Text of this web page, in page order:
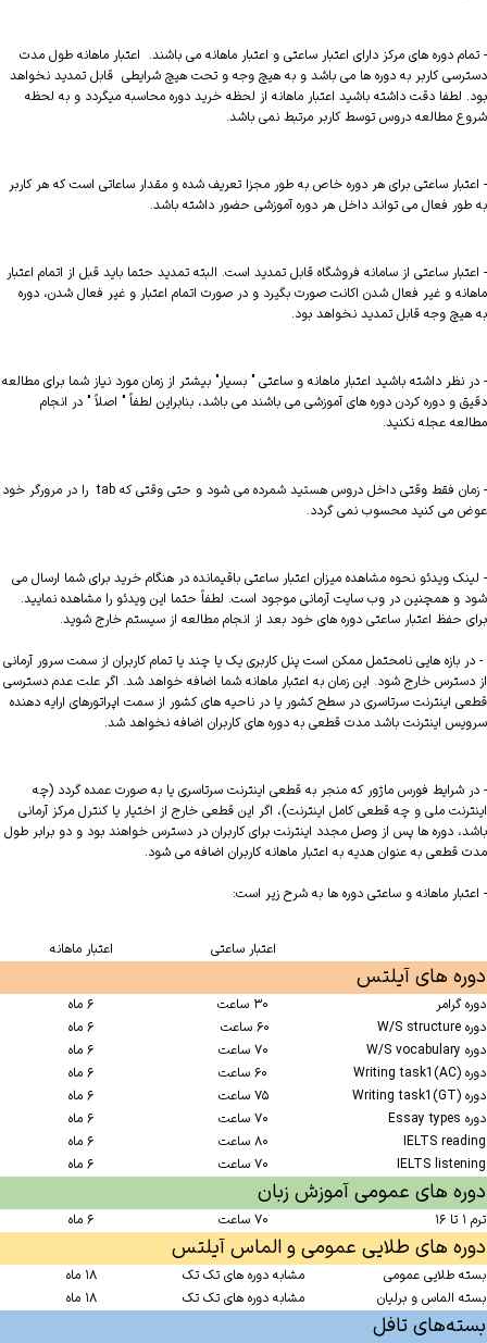
- تمام دوره های مرکز دارای اعتبار ساعتی و اعتبار ماهانه می باشند. اعتبار ماهانه طول مدت
دسترسی کاربر به دوره ها می باشد و به هیچ وجه و تحت هیچ شرایطی قابل تمدید نخواهد
بود. لطفا دقت داشته باشید اعتبار ماهانه از لحظه خرید دوره محاسبه میگردد و به لحظه
شروع مطالعه دروس توسط کاربر مرتبط نمی باشد.
- اعتبار ساعتی برای هر دوره خاص به طور مجزا تعریف شده و مقدار ساعاتی است که هر کاربر
به طور فعال می تواند داخل هر دوره آموزشی حضور داشته باشد.
- اعتبار ساعتی از سامانه فروشگاه قابل تمدید است. البته تمدید حتما باید قبل از اتمام اعتبار
ماهانه و غیر فعال شدن اکانت صورت بگیرد و در صورت اتمام اعتبار و غیر فعال شدن، دوره
به هیچ وجه قابل تمدید نخواهد بود.
- در نظر داشته باشید اعتبار ماهانه و ساعتی " بسیار" بیشتر از زمان مورد نیاز شما برای مطالعه
دقیق و دوره کردن دوره های آموزشی می باشند می باشد، بنابراین لطفاً " اصلاً " در انجام
مطالعه عجله نکنید.
- زمان فقط وقتی داخل دروس هستید شمرده می شود و حتی وقتی که tab را در مرورگر خود
عوض می کنید محسوب نمی گردد.
- لینک ویدئو نحوه مشاهده میزان اعتبار ساعتی باقیمانده در هنگام خرید برای شما ارسال می
شود و همچنین در وب سایت آرمانی موجود است. لطفاً حتما این ویدئو را مشاهده نمایید.
برای حفظ اعتبار ساعتی دوره های خود بعد از انجام مطالعه از سیستم خارج شوید.
- در بازه هایی نامحتمل ممکن است پنل کاربری یک یا چند یا تمام کاربران از سمت سرور آرمانی
از دسترس خارج شود. این زمان به اعتبار ماهانه شما اضافه خواهد شد. اگر علت عدم دسترسی
قطعی اینترنت سرتاسری در سطح کشور یا در ناحیه های کشور از سمت اپراتورهای ارایه دهنده
سرویس اینترنت باشد مدت قطعی به دوره های کاربران اضافه نخواهد شد.
- در شرایط فورس ماژور که منجر به قطعی اینترنت سرتاسری یا به صورت عمده گردد (چه
اینترنت ملی و چه قطعی کامل اینترنت)، اگر این قطعی خارج از اختیار یا کنترل مرکز آرمانی
باشد، دوره ها پس از وصل مجدد اینترنت برای کاربران در دسترس خواهند بود و دو برابر طول
مدت قطعی به عنوان هدیه به اعتبار ماهانه کاربران اضافه می شود.
- اعتبار ماهانه و ساعتی دوره ها به شرح زیر است:
اعتبار ساعتی اعتبار ماهانه
دوره های آیلتس
دوره گرامر ۳۰ ساعت
۶ ماه
دوره W/S structure
۶۰ ساعت
۶ ماه
دوره W/S vocabulary
۷۰ ساعت
۶ ماه
دوره Writing task1(AC)
۶۰ ساعت
۶ ماه
دوره Writing task1(GT)
۷۵ ساعت
۶ ماه
دوره Essay types
۷۰ ساعت
۶ ماه
IELTS reading
۸۰ ساعت
۶ ماه
IELTS listening
۷۰ ساعت ۶ ماه
دوره های عمومی آموزش زبان
ترم ۱ تا ۱۶ ۷۰ ساعت ۶ ماه
دوره های طلایی عمومی و الماس آیلتس
بسته طلایی عمومی مشابه دوره های تک تک
۱۸ ماه
بسته الماس و برلیان
مشابه دوره های تک تک ۱۸ ماه
بسته‌های تافل